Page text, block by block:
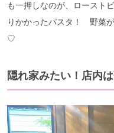
も一押しなのが、ロースト
りかかったパスタ！ 野菜
♡
隠れ家みたい！店内